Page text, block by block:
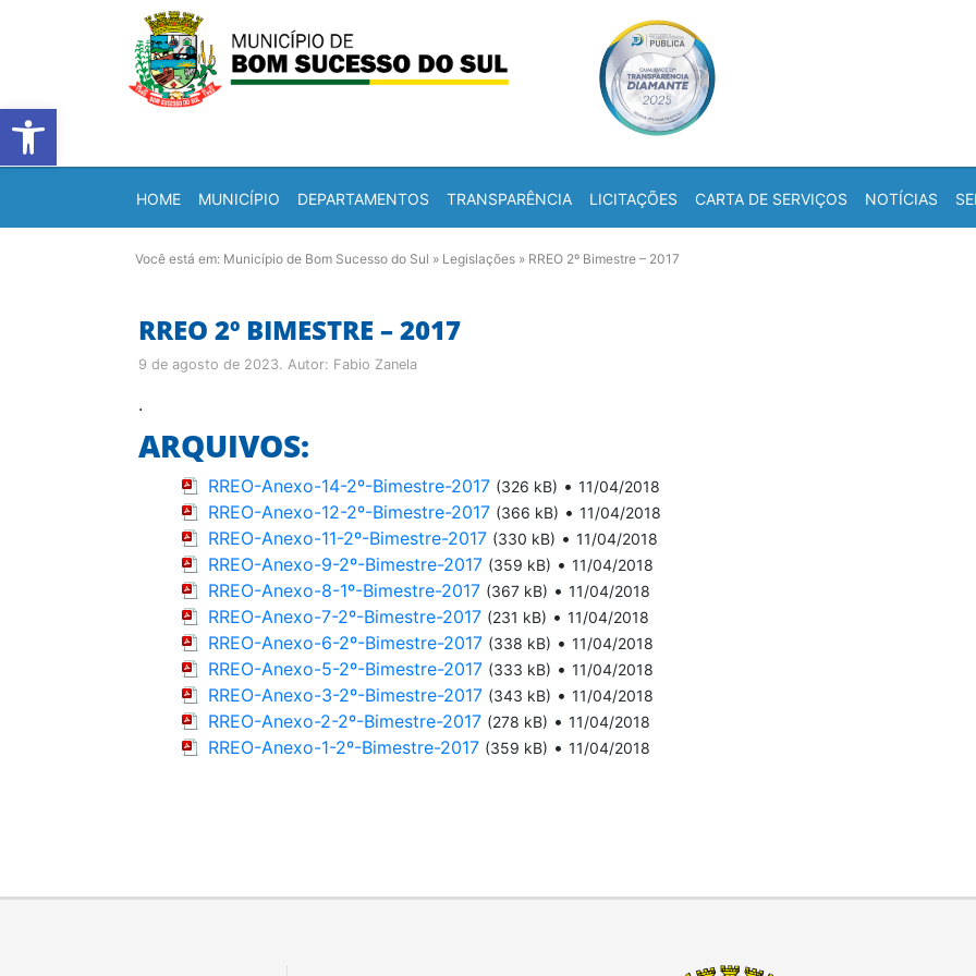
Barra de Ferramentas Aberta
HOME MUNICÍPIO DEPARTAMENTOS TRANSPARÊNCIA LICITAÇÕES CARTA DE SERVIÇOS NOTÍCIAS
Você está em: Município de Bom Sucesso do Sul » Legislações » RREO 2º Bimestre – 2017
RREO 2º BIMESTRE – 2017
9 de agosto de 2023. Autor: Fabio Zanela
.
ARQUIVOS:
RREO-Anexo-14-2º-Bimestre-2017 (326 kB) • 11/04/2018
RREO-Anexo-12-2º-Bimestre-2017 (366 kB) • 11/04/2018
RREO-Anexo-11-2º-Bimestre-2017 (330 kB) • 11/04/2018
RREO-Anexo-9-2º-Bimestre-2017 (359 kB) • 11/04/2018
RREO-Anexo-8-1º-Bimestre-2017 (367 kB) • 11/04/2018
RREO-Anexo-7-2º-Bimestre-2017 (231 kB) • 11/04/2018
RREO-Anexo-6-2º-Bimestre-2017 (338 kB) • 11/04/2018
RREO-Anexo-5-2º-Bimestre-2017 (333 kB) • 11/04/2018
RREO-Anexo-3-2º-Bimestre-2017 (343 kB) • 11/04/2018
RREO-Anexo-2-2º-Bimestre-2017 (278 kB) • 11/04/2018
RREO-Anexo-1-2º-Bimestre-2017 (359 kB) • 11/04/2018